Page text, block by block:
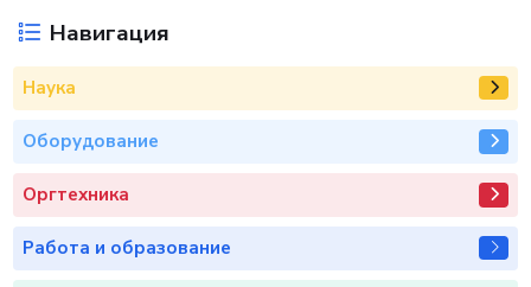
Навигация
Наука
Оборудование
Оргтехника
Работа и образование